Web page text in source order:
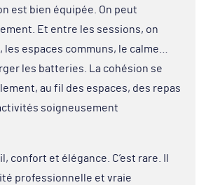
est bien équipée. On peut
Et entre les sessions, on
les espaces communs, le calme…
les batteries. La cohésion se
au fil des espaces, des repas
soigneusement
confort et élégance. C’est rare. Il
professionnelle et vraie